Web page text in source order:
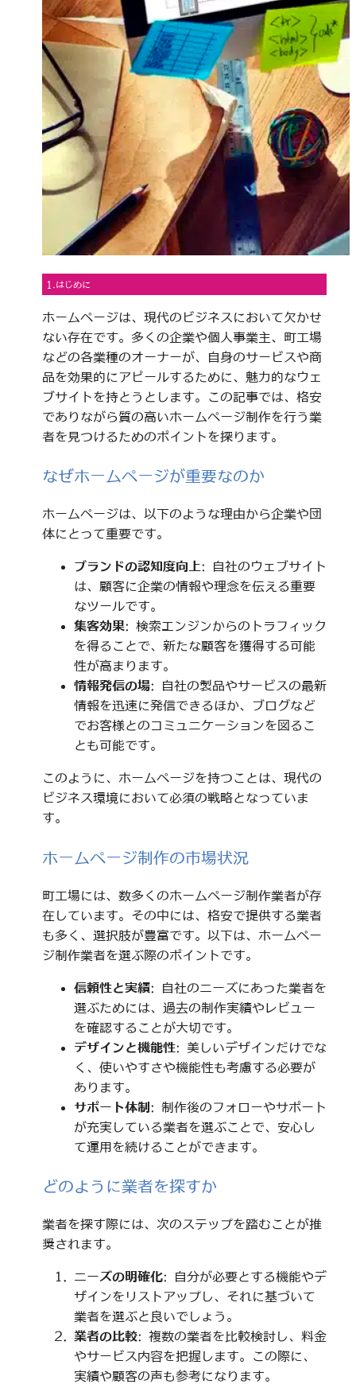
1.はじめに
ホームページは、現代のビジネスにおいて欠かせ
ない存在です。多くの企業や個人事業主、町工場
などの各業種のオーナーが、自身のサービスや商
品を効果的にアピールするために、魅力的なウェ
ブサイトを持とうとします。この記事では、格安
でありながら質の高いホームページ制作を行う業
者を見つけるためのポイントを探ります。
なぜホームページが重要なのか
ホームページは、以下のような理由から企業や団
体にとって重要です。
ブランドの認知度向上: 自社のウェブサイト
は、顧客に企業の情報や理念を伝える重要
なツールです。
集客効果: 検索エンジンからのトラフィック
を得ることで、新たな顧客を獲得する可能
性が高まります。
情報発信の場: 自社の製品やサービスの最新
情報を迅速に発信できるほか、ブログなど
でお客様とのコミュニケーションを図るこ
とも可能です。
このように、ホームページを持つことは、現代の
ビジネス環境において必須の戦略となっていま
す。
ホームページ制作の市場状況
町工場には、数多くのホームページ制作業者が存
在しています。その中には、格安で提供する業者
も多く、選択肢が豊富です。以下は、ホームペー
ジ制作業者を選ぶ際のポイントです。
信頼性と実績: 自社のニーズにあった業者を
選ぶためには、過去の制作実績やレビュー
を確認することが大切です。
デザインと機能性: 美しいデザインだけでな
く、使いやすさや機能性も考慮する必要が
あります。
サポート体制 : 制作後のフォローやサポート
が充実している業者を選ぶことで、安心し
て運用を続けることができます。
どのように業者を探すか
業者を探す際には、次のステップを踏むことが推
奨されます。
ニーズの明確化: 自分が必要とする機能やデ
ザインをリストアップし、それに基づいて
業者を選ぶと良いでしょう。
業者の比較: 複数の業者を比較検討し、料金
やサービス内容を把握します。この際に、
実績や顧客の声も参考になります。